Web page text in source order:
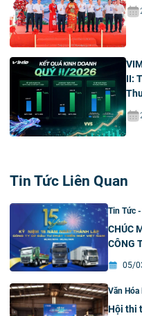
II:
Tin Tức Liên Quan
Tin Tức
CHÚC
CÔNG
05/
Văn Hóa
Hội thi